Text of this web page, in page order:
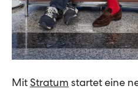
Mit Stratum startet eine